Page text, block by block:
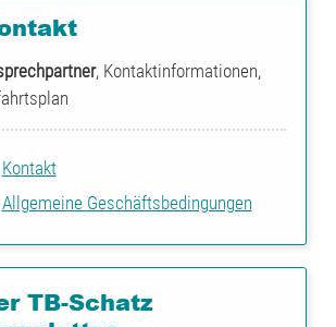
, Kontaktinformationen,
Kontakt
Allgemeine Geschäftsbedingungen
TB-Schatz